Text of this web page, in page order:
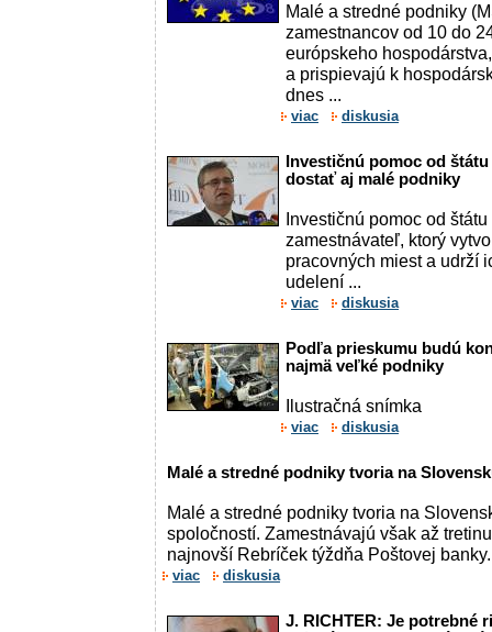
Malé a stredné podniky
zamestnancov od 10 do
európskeho
a prispievajú k
dnes ...
viac diskusia
Investičnú pomoc od
dostať aj malé podniky
Investičnú pomoc od
zamestnávateľ, ktorý
pracovných miest a udrží
udelení ...
viac diskusia
Podľa prieskumu budú
najmä veľké podniky
Ilustračná snímka
viac diskusia
Malé a stredné podniky tvoria na
Malé a stredné podniky tvoria na
spoločností. Zamestnávajú však až
najnovší Rebríček týždňa Poštovej banky.
viac diskusia
J. RICHTER: Je potrebné